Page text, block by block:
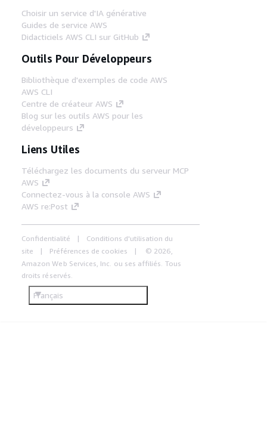
Choisir un service d'IA générative
Guides de service AWS
Didacticiels AWS CLI sur GitHub
Outils Pour Développeurs
Bibliothèque d'exemples de code AWS
AWS CLI
Centre de créateur AWS
Blog sur les outils AWS pour les
développeurs
Liens Utiles
Téléchargez les documents du serveur MCP
AWS
Connectez-vous à la console AWS
AWS re:Post
Confidentialité
Conditions d'utilisation du
site
Préférences de cookies
© 2026,
Amazon Web Services, Inc. ou ses affiliés. Tous
droits réservés.
Français